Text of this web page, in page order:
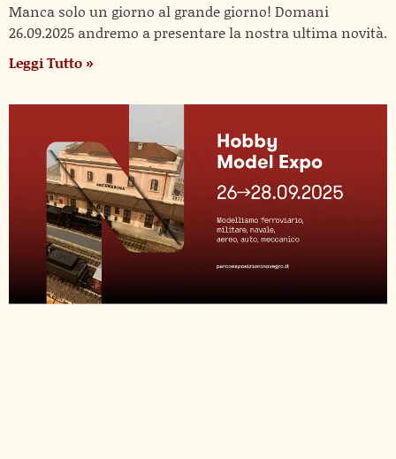
Manca solo un giorno al grande giorno! Domani
26.09.2025 andremo a presentare la nostra ultima novità.
Leggi Tutto »